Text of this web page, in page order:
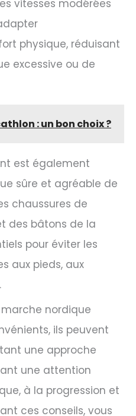
vitesses modérées
physique, réduisant
excessive ou de
: un bon choix ?
est également
sûre et agréable de
chaussures de
des bâtons de la
pour éviter les
aux pieds, aux
marche nordique
ils peuvent
une approche
une attention
à la progression et
ces conseils, vous